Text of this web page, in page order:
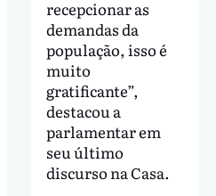
recepcionar as
demandas da
população, isso é
muito
gratificante”,
destacou a
parlamentar em
seu último
discurso na Casa.